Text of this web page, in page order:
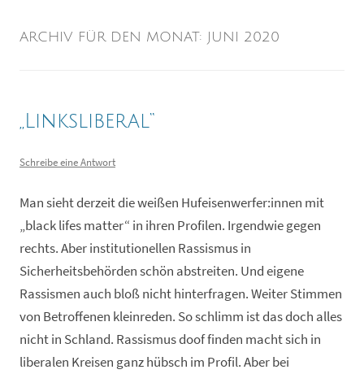
ARCHIV FÜR DEN MONAT: JUNI 2020
„Linksliberal“
Schreibe eine Antwort
Man sieht derzeit die weißen Hufeisenwerfer:innen mit
„black lifes matter“ in ihren Profilen. Irgendwie gegen
rechts. Aber institutionellen Rassismus in
Sicherheitsbehörden schön abstreiten. Und eigene
Rassismen auch bloß nicht hinterfragen. Weiter Stimmen
von Betroffenen kleinreden. So schlimm ist das doch alles
nicht in Schland. Rassismus doof finden macht sich in
liberalen Kreisen ganz hübsch im Profil. Aber bei